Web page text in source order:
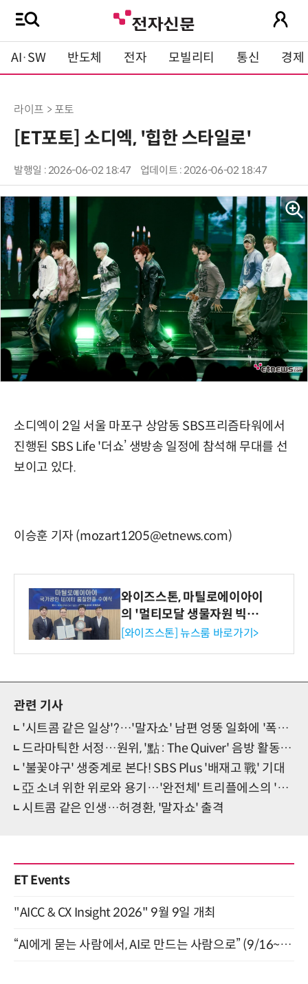
AI·SW 반도체 전자 모빌리티 통신 경제
라이프 > 포토
[ET포토] 소디엑, '힙한 스타일로'
발행일 : 2026-06-02 18:47 업데이트 : 2026-06-02 18:47
소디엑이 2일 서울 마포구 상암동 SBS프리즘타워에서
진행된 SBS Life '더쇼’ 생방송 일정에 참석해 무대를 선
보이고 있다.
이승훈 기자 (mozart1205@etnews.com)
와이즈스톤, 마틸로에이아이
의 '멀티모달 생물자원 빅데
이터'에 DQ인증 최고 등급
[와이즈스톤] 뉴스룸 바로가기>
관련 기사
'시트콤 같은 일상'?…'말자쇼' 남편 엉뚱 일화에 '폭소 만발'
드라마틱한 서정…원위, '點 : The Quiver' 음방 활동 '성황리 마무리'
'불꽃야구' 생중계로 본다! SBS Plus '배재고 戰' 기대
亞 소녀 위한 위로와 용기…'완전체' 트리플에스의 '新 메시지'
시트콤 같은 인생…허경환, '말자쇼' 출격
ET Events
"AICC & CX Insight 2026" 9월 9일 개최
“AI에게 묻는 사람에서, AI로 만드는 사람으로” (9/16~17)